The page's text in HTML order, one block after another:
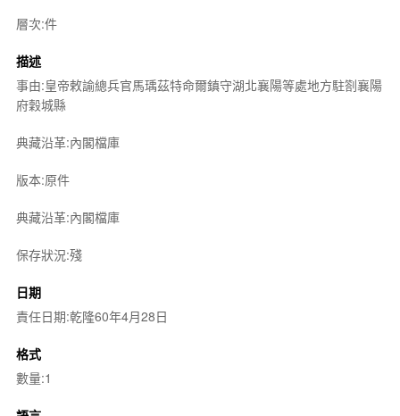
層次:件
描述
事由:皇帝敕諭總兵官馬瑀茲特命爾鎮守湖北襄陽等處地方駐劄襄陽
府穀城縣
典藏沿革:內閣檔庫
版本:原件
典藏沿革:內閣檔庫
保存狀況:殘
日期
責任日期:乾隆60年4月28日
格式
數量:1